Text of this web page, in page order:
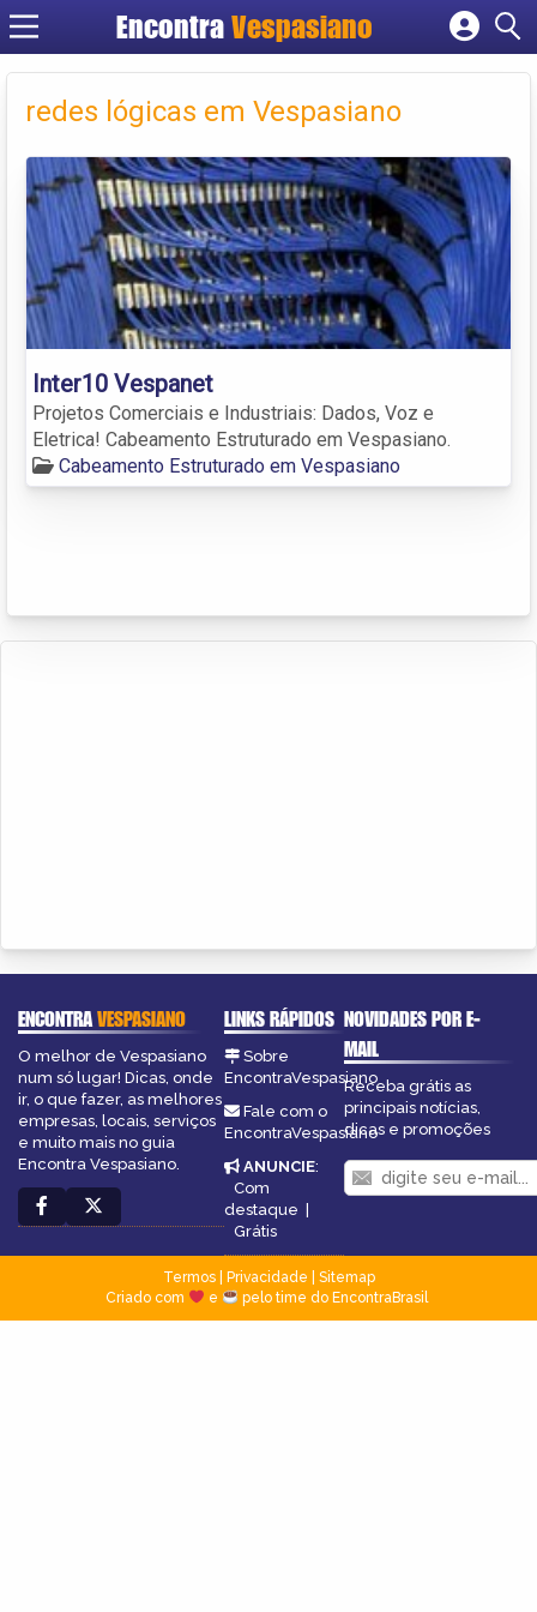
Encontra Vespasiano
Cadastrar empresa
Criar conta
redes lógicas em Vespasiano
Inter10 Vespanet
Projetos Comerciais e Industriais: Dados, Voz e
Eletrica! Cabeamento Estruturado em Vespasiano.
Cabeamento Estruturado em Vespasiano
ENCONTRAVESPASIANO
O melhor de Vespasiano
num só lugar! Dicas, onde
ir, o que fazer, as melhores
empresas, locais, serviços
e muito mais no guia
Encontra Vespasiano.
LINKS RÁPIDOS
Sobre
EncontraVespasiano
Fale com o
EncontraVespasiano
ANUNCIE:
Com
destaque |
Grátis
NOVIDADES POR E-
MAIL
Receba grátis as
principais notícias,
dicas e promoções
Termos| Privacidade
Sitemap
Criado com
e pelo time do EncontraBrasil